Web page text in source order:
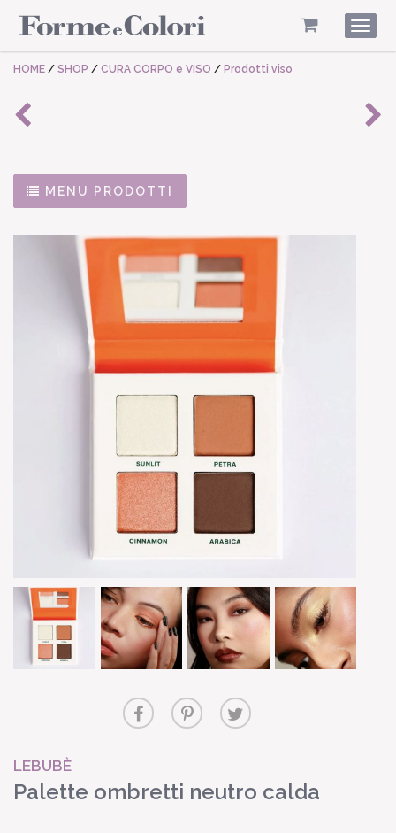
HOME / SHOP / CURA CORPO e VISO / Prodotti viso
MENU PRODOTTI
LEBUBÈ
Palette ombretti neutro calda